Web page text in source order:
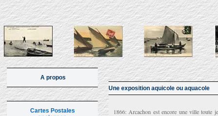
A propos
Cartes Postales
Une exposition aquicole ou aquacole
1866: Arcachon est encore une ville toute